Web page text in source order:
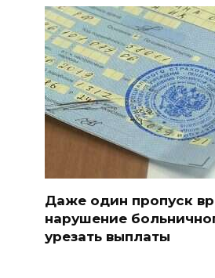
Даже один пропуск
нарушение
урезать выплаты